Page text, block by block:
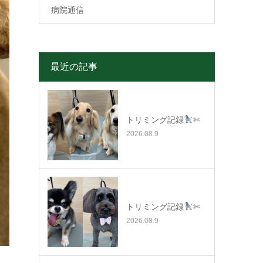
病院通信
最近の記事
トリミング記録 ✄
2026.08.9
トリミング記録 ✄
2026.08.9